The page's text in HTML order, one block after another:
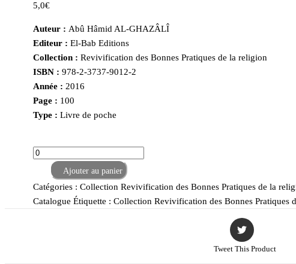
5,0€
Auteur : Abû Hâmid AL-GHAZÂLÎ
Editeur : El-Bab Editions
Collection : Revivification des Bonnes Pratiques de la religion
ISBN : 978-2-3737-9012-2
Année : 2016
Page : 100
Type : Livre de poche
quantité
Quelles
Ajouter au panier
Catégories : Collection Revivification des Bonnes Pratiques de la
Catalogue Étiquette : Collection Revivification des Bonnes Pratiques
Tweet This Product